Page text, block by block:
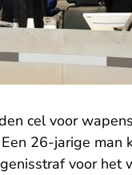
cel voor
26-jarige man
voor het